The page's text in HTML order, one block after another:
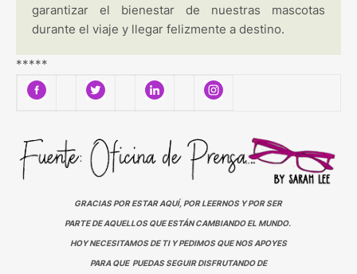
garantizar el bienestar de nuestras mascotas
durante el viaje y llegar felizmente a destino.
*****
GRACIAS POR ESTAR AQUÍ, POR LEERNOS Y POR SER
PARTE DE AQUELLOS QUE ESTÁN CAMBIANDO EL MUNDO.
HOY NECESITAMOS DE TI Y PEDIMOS QUE NOS APOYES
PARA QUE PUEDAS SEGUIR DISFRUTANDO DE